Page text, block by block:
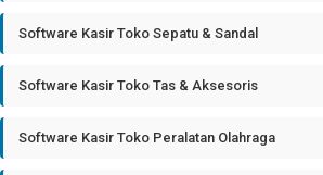
Software Kasir Toko Sepatu & Sandal
Software Kasir Toko Tas & Aksesoris
Software Kasir Toko Peralatan Olahraga